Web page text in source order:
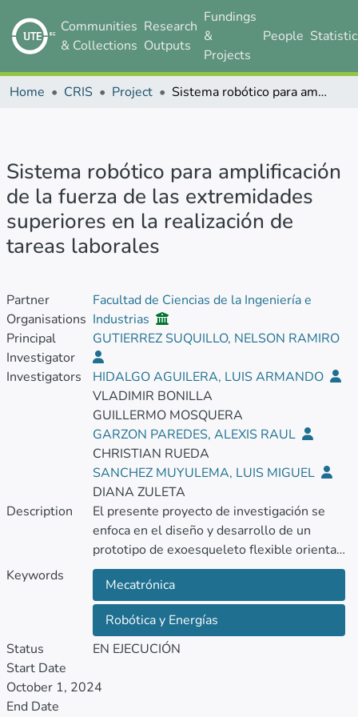
Communities
& Collections
Research
Outputs
Fundings
&
Projects
People
Home CRIS Project Sistema robótico para amplificación de la fuerza de las extremidades superiores en la realización de tareas laborales
Sistema robótico para amplificación
de la fuerza de las extremidades
superiores en la realización de
tareas laborales
Partner
Organisations
Facultad de Ciencias de la Ingeniería e
Industrias
Principal
Investigator
GUTIERREZ SUQUILLO, NELSON RAMIRO
Investigators
HIDALGO AGUILERA, LUIS ARMANDO
VLADIMIR BONILLA
GUILLERMO MOSQUERA
GARZON PAREDES, ALEXIS RAUL
CHRISTIAN RUEDA
SANCHEZ MUYULEMA, LUIS MIGUEL
DIANA ZULETA
Description
El presente proyecto de investigación se
enfoca en el diseño y desarrollo de un
prototipo de exoesqueleto flexible orientado
a la amplificación de fuerza en actividades
laborales que demandan esfuerzos físicos
intensos y repetitivos.
Su propósito principal es reducir la fatiga
sistema robótico de asistencia que actúe en
Keywords
Mecatrónica
Robótica y Energías
Status
EN EJECUCIÓN
Start Date
October 1, 2024
End Date